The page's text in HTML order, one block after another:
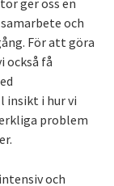
och
För att göra
också få
insikt i hur vi
problem
och